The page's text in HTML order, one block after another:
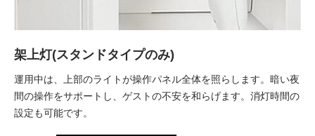
架上灯(スタンドタイプのみ)
運用中は、上部のライトが操作パネル全体を照らします。暗い夜
間の操作をサポートし、ゲストの不安を和らげます。消灯時間の
設定も可能です。